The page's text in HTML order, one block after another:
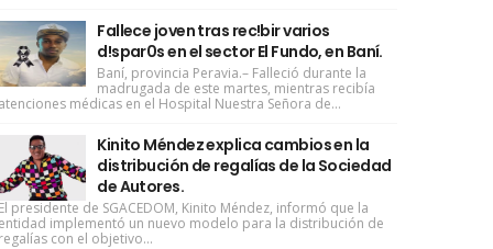
Fallece joven tras rec!bir varios
d!spar0s en el sector El Fundo, en Baní.
Baní, provincia Peravia.– Falleció durante la
madrugada de este martes, mientras recibía
médicas en el Hospital Nuestra Señora de...
Kinito Méndez explica cambios en la
distribución de regalías de la Sociedad
de Autores.
presidente de SGACEDOM, Kinito Méndez, informó que la
implementó un nuevo modelo para la distribución de
con el objetivo...